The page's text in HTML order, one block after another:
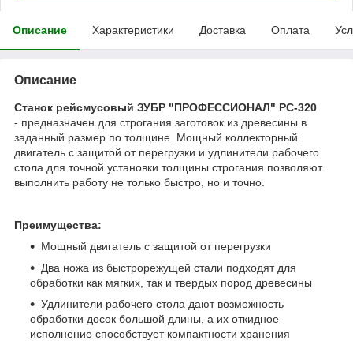
Описание Характеристики Доставка Оплата
Описание
Станок рейсмусовый ЗУБР "ПРОФЕССИОНАЛ" РС-320
- предназначен для строгания заготовок из древесины в
заданный размер по толщине. Мощный коллекторный
двигатель с защитой от перегрузки и удлинители рабочего
стола для точной установки толщины строгания позволяют
выполнить работу не только быстро, но и точно.
Преимущества:
Мощный двигатель с защитой от перегрузки
Два ножа из быстрорежущей стали подходят для
обработки как мягких, так и твердых пород древесины
Удлинители рабочего стола дают возможность
обработки досок большой длины, а их откидное
исполнение способствует компактности хранения